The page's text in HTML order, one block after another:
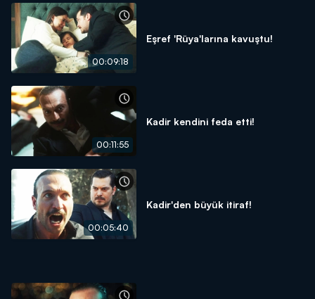
00:09:18
Eşref 'Rüya'larına kavuştu!
00:11:55
Kadir kendini feda etti!
00:05:40
Kadir'den büyük itiraf!